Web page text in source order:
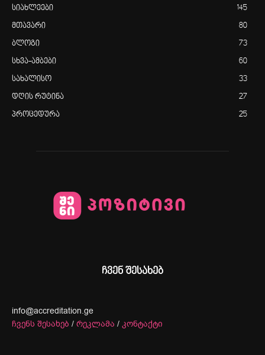
სიახლეები 145
მთავარი 80
ბლოგი 73
სხვა-ამბები 60
სახალისო 33
დღის რუტინა 27
პროცედურა 25
ჩვენ შესახებ
info@accreditation.ge
ჩვენს შესახებ / რეკლამა / კონტაქტი